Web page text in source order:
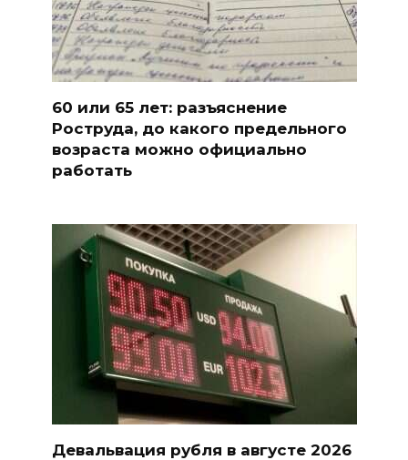
60 или 65 лет: разъяснение
Роструда, до какого предельного
возраста можно официально
работать
Девальвация рубля в августе 2026